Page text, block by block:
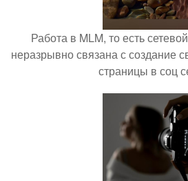
Работа в MLM, то есть
неразрывно связана с создание
страницы в соц